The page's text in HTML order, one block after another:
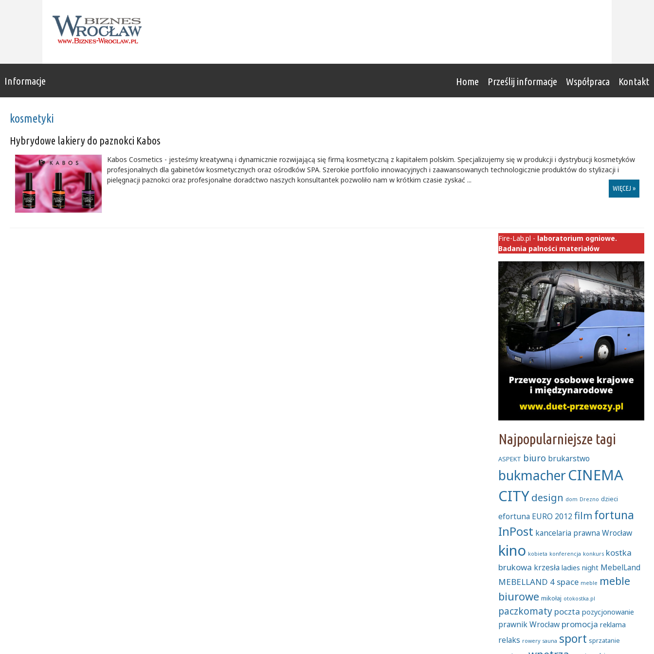
Informacje Home Prześlij informacje Współpraca Kontakt
kosmetyki
Hybrydowe lakiery do paznokci Kabos
Kabos Cosmetics - jesteśmy kreatywną i dynamicznie rozwijającą się firmą kosmetyczną z kapitałem polskim. Specjalizujemy się w produkcji i dystrybucji kosmetyków
profesjonalnych dla gabinetów kosmetycznych oraz ośrodków SPA. Szerokie portfolio innowacyjnych i zaawansowanych technologicznie produktów do stylizacji i
pielęgnacji paznokci oraz profesjonalne doradctwo naszych konsultantek pozwoliło nam w krótkim czasie zyskać ...
WIĘCEJ »
Fire-Lab.pl - laboratorium ogniowe.
Badania palności materiałów
Najpopularniejsze tagi
ASPEKT biuro brukarstwo
bukmacherCINEMA
CITYdesign dom Drezno dzieci
efortuna EURO 2012film fortuna
InPost kancelaria prawna Wrocław
kino kobieta konferencja konkurs kostka
brukowa krzesła ladies night MebelLand
MEBELLAND 4 space meble meble
biurowe mikołaj otokostka.pl
paczkomaty poczta pozycjonowanie
prawnik Wrocław promocja reklama
relaks rowery sauna sport sprzatanie